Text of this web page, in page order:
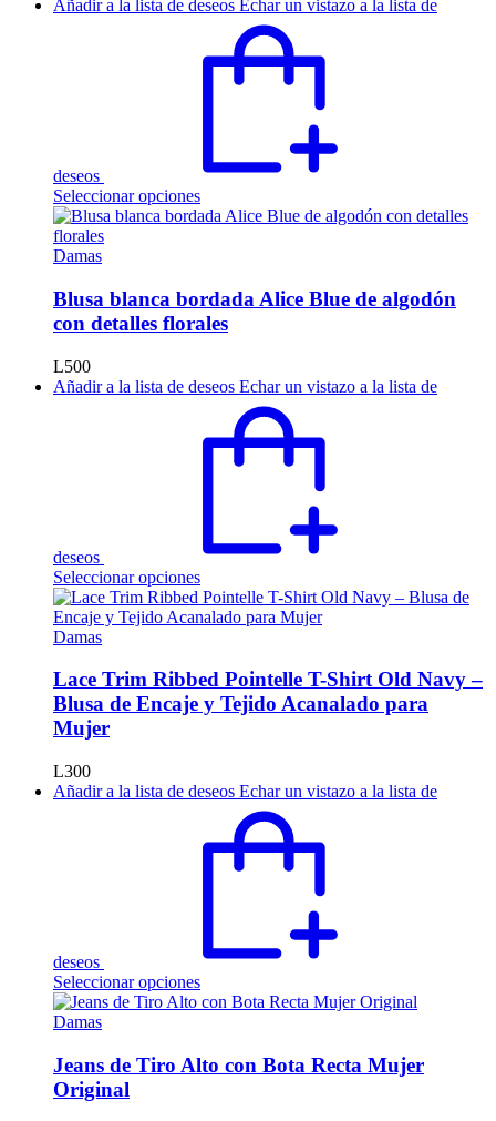
pueden
elegir
en
Añadir a la lista de deseos Echar un vistazo a la lista de
deseos
Seleccionar opcionesEste
producto
Las
opciones
se
en
página
de
Damas
Blusa blanca bordada Alice Blue de algodón
con detalles florales
L500
Añadir a la lista de deseos Echar un vistazo a la lista de
deseos
Seleccionar opcionesEste
producto
tiene
Las
opciones
se
la
página
producto
Damas
Lace Trim Ribbed Pointelle T-Shirt Old Navy –
Blusa de Encaje y Tejido Acanalado para
Mujer
L300
Añadir a la lista de deseos Echar un vistazo a la lista de
deseos
Seleccionar opcionesEste
producto
variantes.
Las
Damas
Jeans de Tiro Alto con Bota Recta Mujer
Original